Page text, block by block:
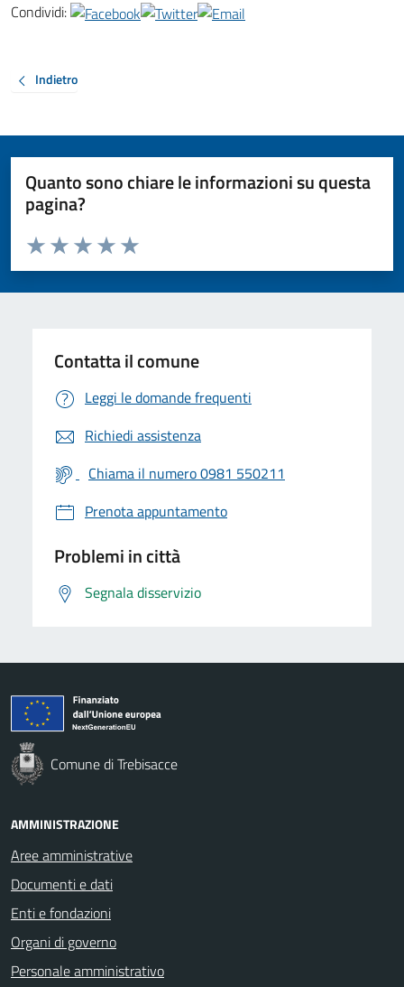
Condividi:
Indietro
Quanto sono chiare le informazioni su questa
pagina?
Valuta da 1 a 5 stelle la pagina
Valuta 5 stelle su 5
Valuta 4 stelle su 5
Valuta 3 stelle su 5
Valuta 2 stelle su 5
Valuta 1 stelle su 5
Contatta il comune
Leggi le domande frequenti
Richiedi assistenza
Chiama il numero 0981 550211
Prenota appuntamento
Problemi in città
Segnala disservizio
Comune di Trebisacce
AMMINISTRAZIONE
Aree amministrative
Documenti e dati
Enti e fondazioni
Organi di governo
Personale amministrativo